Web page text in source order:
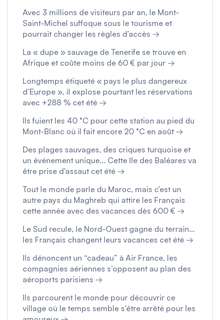
Avec 3 millions de visiteurs par an, le Mont-
Saint-Michel suffoque sous le tourisme et
pourrait changer les règles d’accès →
La « dupe » sauvage de Tenerife se trouve en
Afrique et coûte moins de 60 € par jour →
Longtemps étiqueté « pays le plus dangereux
d’Europe », il explose pourtant les réservations
avec +288 % cet été →
Ils fuient les 40 °C pour cette station au pied du
Mont-Blanc où il fait encore 20 °C en août →
Des plages sauvages, des criques turquoise et
un événement unique… Cette île des Baléares va
être prise d’assaut cet été →
Tout le monde parle du Maroc, mais c’est un
autre pays du Maghreb qui attire les Français
cette année avec des vacances dès 600 € →
Le Sud recule, le Nord-Ouest gagne du terrain…
les Français changent leurs vacances cet été →
Ils dénoncent un “cadeau” à Air France, les
compagnies aériennes s’opposent au plan des
aéroports parisiens →
Ils parcourent le monde pour découvrir ce
village où le temps semble s’être arrêté pour les